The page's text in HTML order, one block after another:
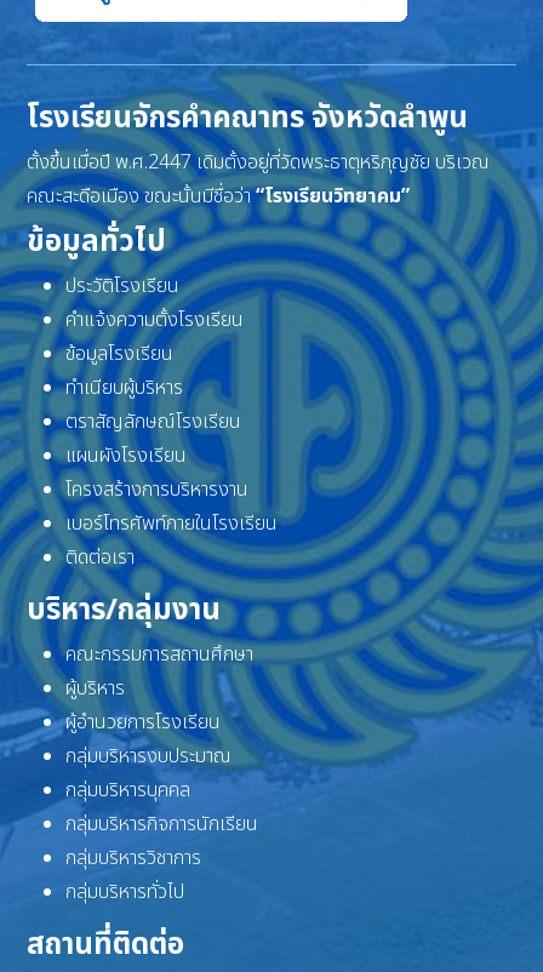
โรงเรียนจักรคำคณาทร จังหวัดลำพูน
ตั้งขึ้นเมื่อปี พ.ศ.2447 เดิมตั้งอยู่ที่วัดพระธาตุหริภุญชัย บริเวณ
คณะสะดือเมือง ขณะนั้นมีชื่อว่า“โรงเรียนวิทยาคม”
ข้อมูลทั่วไป
ประวัติโรงเรียน
คำแจ้งความตั้งโรงเรียน
ข้อมูลโรงเรียน
ทำเนียบผู้บริหาร
ตราสัญลักษณ์โรงเรียน
แผนผังโรงเรียน
โครงสร้างการบริหารงาน
เบอร์โทรศัพท์ภายในโรงเรียน
ติดต่อเรา
บริหาร/กลุ่มงาน
คณะกรรมการสถานศึกษา
ผู้บริหาร
ผู้อำนวยการโรงเรียน
กลุ่มบริหารงบประมาณ
กลุ่มบริหารบุคคล
กลุ่มบริหารกิจการนักเรียน
กลุ่มบริหารวิชาการ
กลุ่มบริหารทั่วไป
สถานที่ติดต่อ